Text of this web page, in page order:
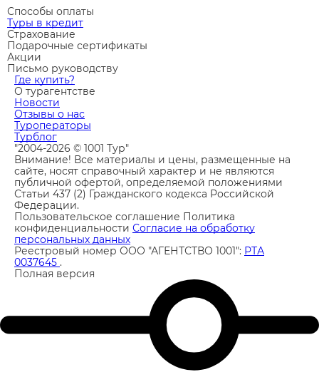
Способы оплаты
Туры в кредит
Страхование
Подарочные сертификаты
Акции
Письмо руководству
Где купить?
О турагентстве
Новости
Отзывы о нас
Туроператоры
Турблог
"2004-2026 © 1001 Тур"
Внимание! Все материалы и цены, размещенные на
сайте, носят справочный характер и не являются
публичной офертой, определяемой положениями
Статьи 437 (2) Гражданского кодекса Российской
Федерации.
Пользовательское соглашение Политика
конфиденциальности Согласие на обработку
персональных данных
Реестровый номер ООО "АГЕНТСТВО 1001": РТА
0037645 .
Полная версия